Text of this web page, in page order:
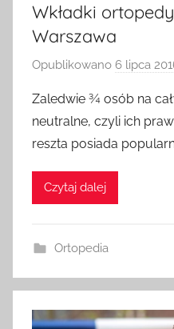
Wkładki
Warszawa
Opublikowano 6 lipca
Zaledwie ¾ osób na
neutralne, czyli ich
reszta posiada
Czytaj dalej
Ortopedia